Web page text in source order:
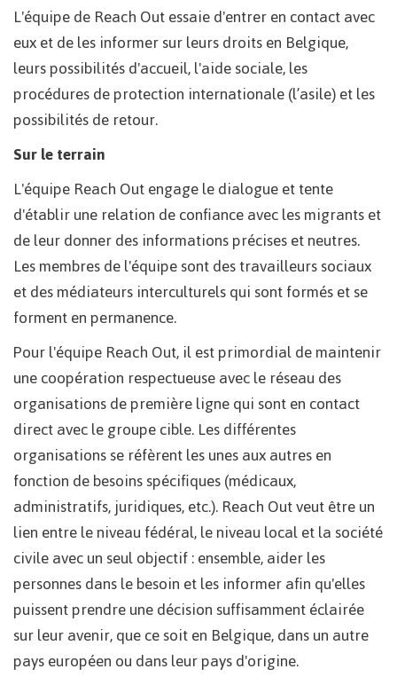
L'équipe de Reach Out essaie d'entrer en contact avec
eux et de les informer sur leurs droits en Belgique,
leurs possibilités d'accueil, l'aide sociale, les
procédures de protection internationale (l’asile) et les
possibilités de retour.
Sur le terrain
L'équipe Reach Out engage le dialogue et tente
d'établir une relation de confiance avec les migrants et
de leur donner des informations précises et neutres.
Les membres de l'équipe sont des travailleurs sociaux
et des médiateurs interculturels qui sont formés et se
forment en permanence.
Pour l'équipe Reach Out, il est primordial de maintenir
une coopération respectueuse avec le réseau des
organisations de première ligne qui sont en contact
direct avec le groupe cible. Les différentes
organisations se réfèrent les unes aux autres en
fonction de besoins spécifiques (médicaux,
administratifs, juridiques, etc.). Reach Out veut être un
lien entre le niveau fédéral, le niveau local et la société
civile avec un seul objectif : ensemble, aider les
personnes dans le besoin et les informer afin qu'elles
puissent prendre une décision suffisamment éclairée
sur leur avenir, que ce soit en Belgique, dans un autre
pays européen ou dans leur pays d'origine.